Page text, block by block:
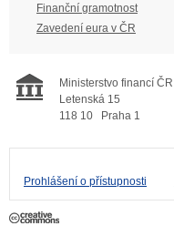
Finanční gramotnost
Zavedení eura v ČR
Ministerstvo financí ČR
Letenská 15
118 10
Praha 1
Prohlášení o přístupnosti